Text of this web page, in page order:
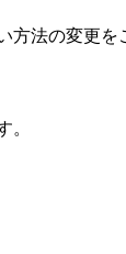
方法の変更
。